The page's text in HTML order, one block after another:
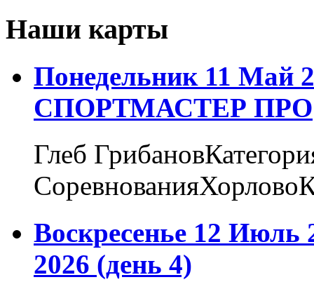
Наши карты
Понедельник 11 Май
СПОРТМАСТЕР ПРО
Глеб
Воскресенье 12 Июль
2026 (день 4)